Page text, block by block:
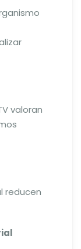
valoran
reducen